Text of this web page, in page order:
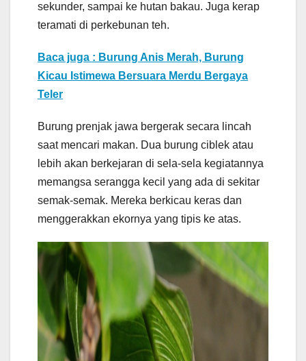
sekunder, sampai ke hutan bakau. Juga kerap
teramati di perkebunan teh.
Baca juga : Burung Anis Merah, Burung
Kicau Istimewa Bersuara Merdu Bergaya
Teler
Burung prenjak jawa bergerak secara lincah
saat mencari makan. Dua burung ciblek atau
lebih akan berkejaran di sela-sela kegiatannya
memangsa serangga kecil yang ada di sekitar
semak-semak. Mereka berkicau keras dan
menggerakkan ekornya yang tipis ke atas.